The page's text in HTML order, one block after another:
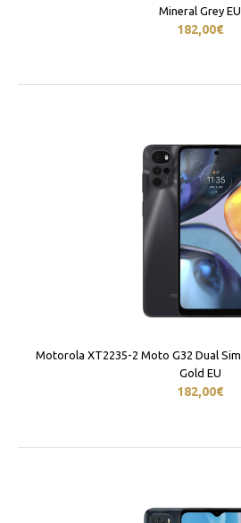
Mineral Grey EU
182,00€
Motorola XT2235-2 Moto G32 Dual Sim
Gold EU
182,00€